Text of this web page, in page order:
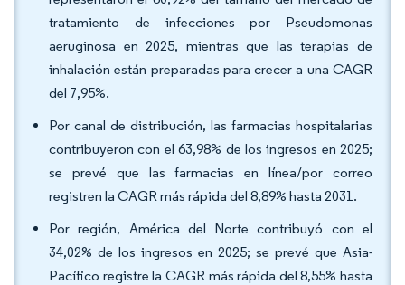
tratamiento de infecciones por Pseudomonas
aeruginosa en 2025, mientras que las terapias de
inhalación están preparadas para crecer a una CAGR
del 7,95%.
Por canal de distribución, las farmacias hospitalarias
contribuyeron con el 63,98% de los ingresos en 2025;
se prevé que las farmacias en línea/por correo
registren la CAGR más rápida del 8,89% hasta 2031.
Por región, América del Norte contribuyó con el
34,02% de los ingresos en 2025; se prevé que Asia-
Pacífico registre la CAGR más rápida del 8,55% hasta